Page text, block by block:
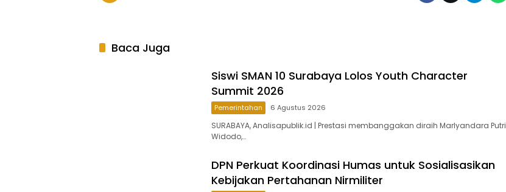
Baca Juga
Siswi SMAN 10 Surabaya Lolos Youth Character
Summit 2026
Pemerintahan 6 Agustus 2026
SURABAYA, Analisapublik.id | Prestasi membanggakan diraih Marlyandara Putri
Widodo,…
DPN Perkuat Koordinasi Humas untuk Sosialisasikan
Kebijakan Pertahanan Nirmiliter